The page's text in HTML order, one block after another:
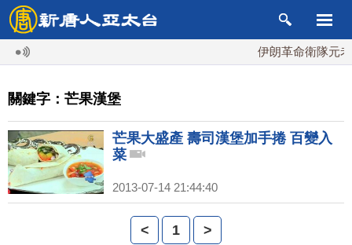
伊朗革命衛隊元老
關鍵字：芒果漢堡
芒果大盛產 壽司漢堡加手捲 百變入
菜
2013-07-14 21:44:40
< 1 >